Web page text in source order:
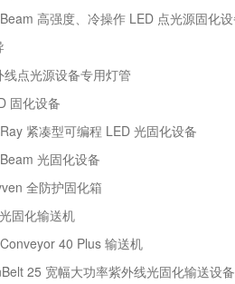
高强度、冷操作 LED 点光源固化
线点光源设备专用灯管
固化设备
紧凑型可编程 LED 光固化设备
光固化设备
全防护固化箱
固化输送机
40 Plus 输送机
25 宽幅大功率紫外线光固化输送设备